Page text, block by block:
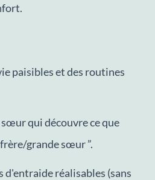
paisibles et des routines
qui découvre ce que
grande sœur ”.
réalisables (sans